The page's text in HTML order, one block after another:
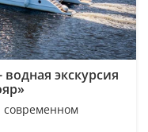
экскурсия
современном